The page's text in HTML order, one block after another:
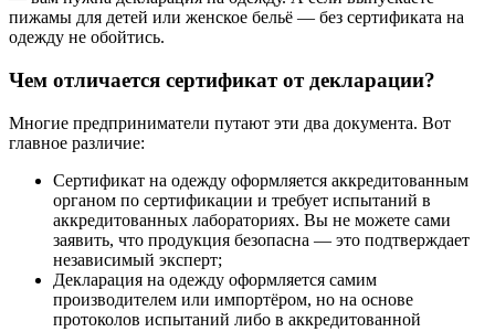
пижамы для детей или женское бельё — без сертификата на
одежду не обойтись.
Чем отличается сертификат от декларации?
Многие предприниматели путают эти два документа. Вот
главное различие:
Сертификат на одежду оформляется аккредитованным
органом по сертификации и требует испытаний в
аккредитованных лабораториях. Вы не можете сами
заявить, что продукция безопасна — это подтверждает
независимый эксперт;
Декларация на одежду оформляется самим
производителем или импортёром, но на основе
протоколов испытаний либо в аккредитованной